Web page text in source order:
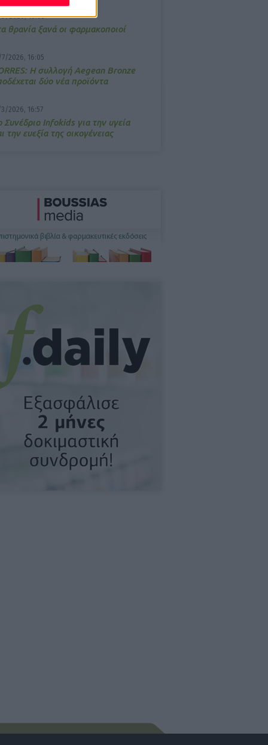
3/2026, 16:05
θρανία ξανά οι φαρμακοποιοί
7/2026, 16:05
Η συλλογή Aegean Bronze
δύο νέα προϊόντα
3/2026, 16:57
Συνέδριο Infokids για την υγεία
την ευεξία της οικογένειας